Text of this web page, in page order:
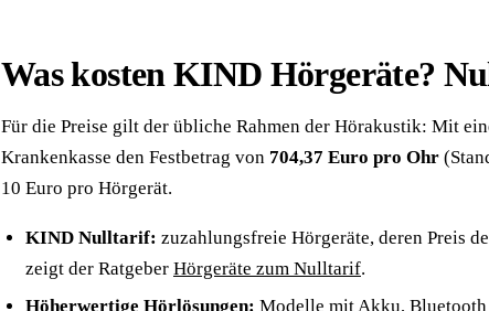
Was kosten KIND Hörgeräte?
Für die Preise gilt der übliche Rahmen der Hörakustik: Mit
Krankenkasse den Festbetrag von 704,37 Euro pro Ohr
10 Euro pro Hörgerät.
KIND Nulltarif: zuzahlungsfreie Hörgeräte, deren Preis
zeigt der Ratgeber Hörgeräte zum Nulltarif.
Höherwertige Hörlösungen: Modelle mit Akku,